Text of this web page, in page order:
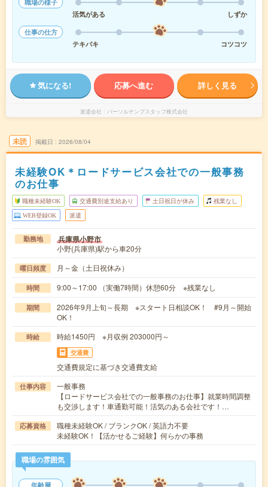
職場の様子
活気がある
しずか
仕事の仕方
テキパキ
コツコツ
気になる! 応募へ進む 詳しく見る
派遣会社 パーソルテンプスタッフ株式会社
未読 掲載日 2026/08/04
未経験OK＊ロードサービス会社での一般事務
のお仕事
職種未経験OK 交通費別途支給あり 土日祝日が休み 残業なし
WEB登録OK 派遣
勤務地 兵庫県小野市
小野(兵庫県)駅から車20分
曜日頻度 月～金（土日祝休み）
時間 9:00～17:00 （実働7時間）休憩60分 ※残業なし
期間
2026年9月上旬～長期 ※スタート日相談OK！ #9月～開始
OK！
時給 時給1450円 ※月収例 203000円～
交通費
交通費規定に基づき交通費支給
仕事内容
一般事務
【ロードサービス会社での一般事務のお仕事】就業時間調整
も交渉します！車通勤可能！活気のある会社です！…
応募資格
職種未経験OK / ブランクOK / 英語力不要
未経験OK！【活かせるご経験】何らかの事務
職場の雰囲気
年齢層